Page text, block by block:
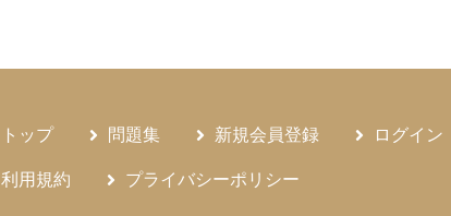
トップ 問題集 新規会員登録 ログイン
利用規約 プライバシーポリシー